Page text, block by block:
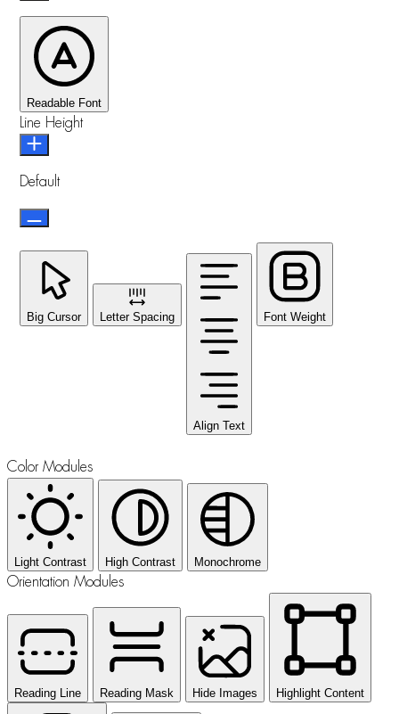
Readable Font
Line Height
Default
Big Cursor Letter Spacing
Align Text
Font Weight
Color Modules
Light Contrast High Contrast Monochrome
Orientation Modules
Reading Line Reading Mask Hide Images Highlight Content